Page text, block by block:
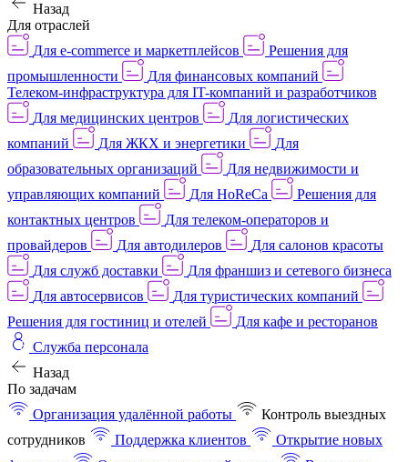
Назад
Для отраслей
Для e-commerce и маркетплейсов
Решения для
промышленности
Для финансовых компаний
Телеком-инфраструктура для IT-компаний и разработчиков
Для медицинских центров
Для логистических
компаний
Для ЖКХ и энергетики
Для
образовательных организаций
Для недвижимости и
управляющих компаний
Для HoReCa
Решения для
контактных центров
Для телеком-операторов и
провайдеров
Для автодилеров
Для салонов красоты
Для служб доставки
Для франшиз и сетевого бизнеса
Для автосервисов
Для туристических компаний
Решения для гостиниц и отелей
Для кафе и ресторанов
Служба персонала
Назад
По задачам
Организация удалённой работы
Контроль выездных
сотрудников
Поддержка клиентов
Открытие новых